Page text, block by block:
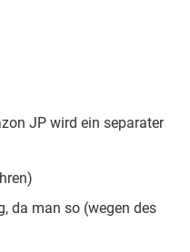
JP wird ein separater
da man so (wegen des